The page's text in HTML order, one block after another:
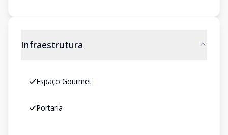
Infraestrutura
Espaço Gourmet
Portaria